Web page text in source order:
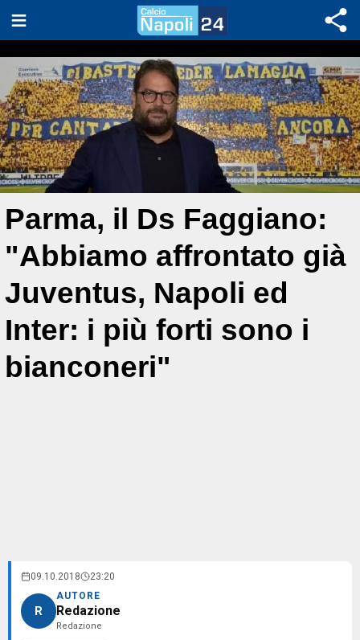
Parma, il Ds Faggiano:
"Abbiamo affrontato già
Juventus, Napoli ed
Inter: i più forti sono i
bianconeri"
09.10.2018 23:20
R
AUTORE
Redazione
Redazione